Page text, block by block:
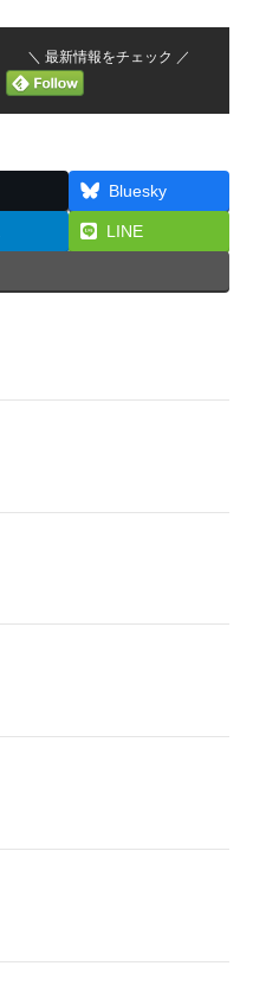
＼ 最新情報をチェック ／
Bluesky
LINE